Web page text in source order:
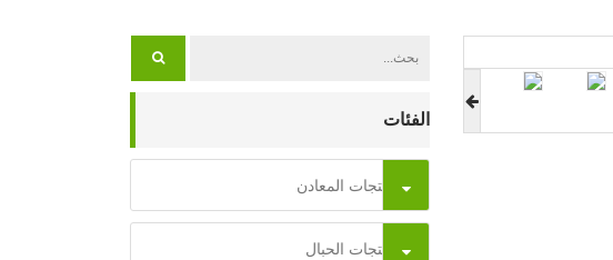
الفئات
منتجات المعادن
منتجات الحبال